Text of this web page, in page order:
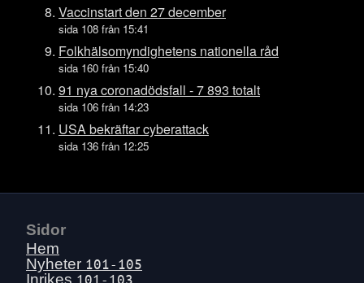
Tis 14 juli
Mån 13 juli
Sön 12 juli
Fre 10 juli
Tors 9 juli
Ons 8 juli
Mån 6 juli
Lör 4 juli
Fre 3 juli
Vaccinstart den 27 december
sida 108 från 15:41
Folkhälsomyndighetens nationella råd
sida 160 från 15:40
91 nya coronadödsfall - 7 893 totalt
sida 106 från 14:23
USA bekräftar cyberattack
sida 136 från 12:25
Sidor
Hem
Nyheter 101-105
Inrikes 101-103